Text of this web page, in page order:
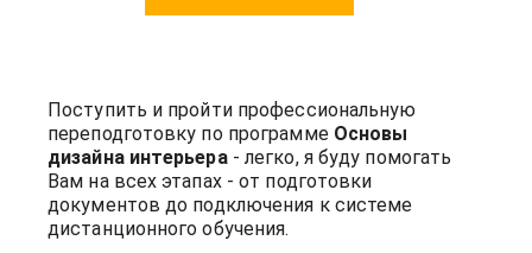
Поступить и пройти профессиональную
переподготовку по программе Основы
дизайна интерьера- легко, я буду помогать
Вам на всех этапах - от подготовки
документов до подключения к системе
дистанционного обучения.